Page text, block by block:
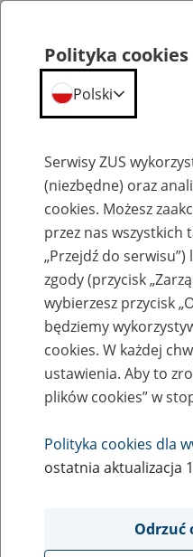
Szkolenia
Zaproś ZUS do
eZUS w siedzibie
Rodzaj wydarzenia
Szkolenia
Obszar merytoryczny
obsługa klientów
Polityka cookies
Polski
Serwisy ZUS
(niezbędne) oraz
cookies. Możesz
przez nas wszystkich
„Przejdź do
zgody (przycisk
wybierzesz przycisk
będziemy
cookies. W każdej
ustawienia. Aby to
plików cookies” w
Polityka cookies dla
ostatnia aktualizacja
Odrzuć